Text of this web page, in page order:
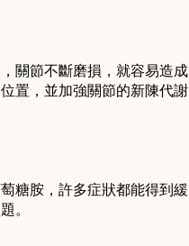
關節不斷磨損，就容易造成
置，並加強關節的新陳代謝
糖胺，許多症狀都能得到緩
。